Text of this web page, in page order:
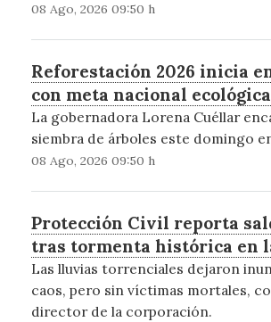
08 Ago, 2026 09:50 h
Reforestación 2026 inicia
con meta nacional ecológica
La gobernadora Lorena Cuéllar
siembra de árboles este domingo
08 Ago, 2026 09:50 h
Protección Civil reporta
tras tormenta histórica en
Las lluvias torrenciales dejaron
caos, pero sin víctimas mortales,
director de la corporación.